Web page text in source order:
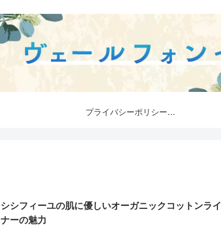
プライバシーポリシー・免責事項
シシフィーユの肌に優しいオーガニックコットンライ
ナーの魅力